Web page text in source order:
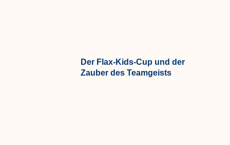
Der Flax-Kids-Cup und der
Zauber des Teamgeists